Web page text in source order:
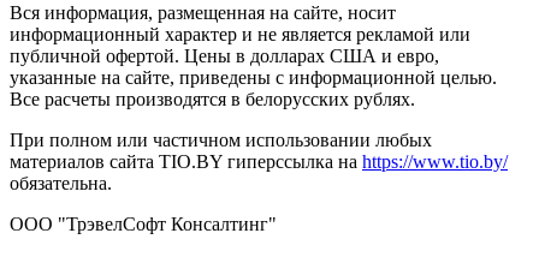
Вся информация, размещенная на сайте, носит
информационный характер и не является рекламой или
публичной офертой. Цены в долларах США и евро,
указанные на сайте, приведены с информационной целью.
Все расчеты производятся в белорусских рублях.
При полном или частичном использовании любых
материалов сайта TIO.BY гиперссылка на https://www.tio.by/
обязательна.
ООО "ТрэвелСофт Консалтинг"